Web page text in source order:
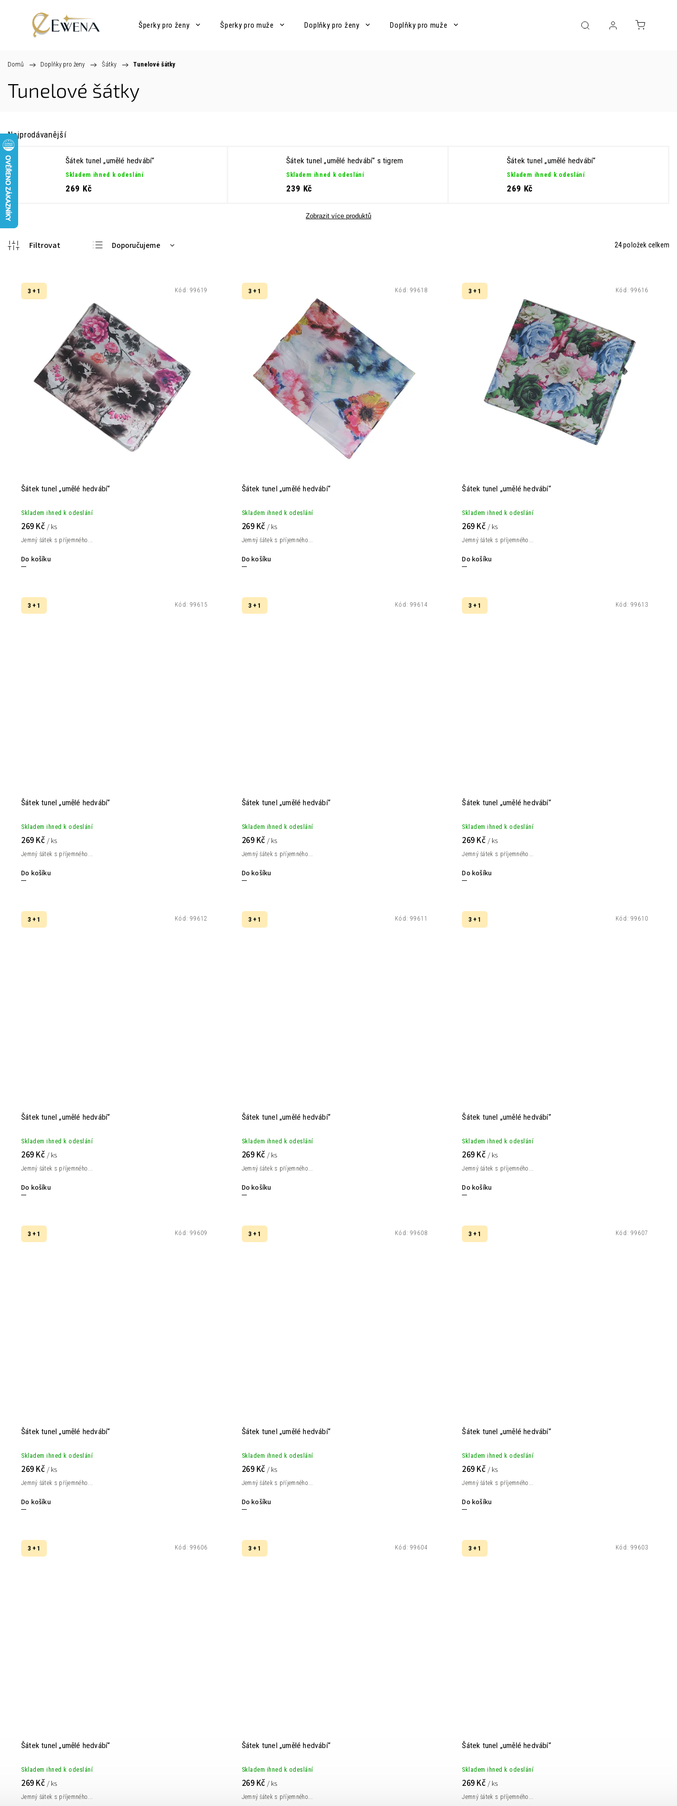
Šperky pro ženy Šperky pro muže Doplňky pro ženy Doplňky pro muže Výprodej Bižuterie
Domů / Doplňky pro ženy / Šátky / Tunelové šátky
Tunelové šátky
Nejprodávanější
Šátek tunel „umělé hedvábí“
Skladem ihned k odeslání
269 Kč
Šátek tunel „umělé hedvábí“ s tigrem
Skladem ihned k odeslání
239 Kč
Šátek tunel „umělé hedvábí“
Skladem ihned k odeslání
269 Kč
Zobrazit více produktů
Doporučujeme
24položek celkem
3 + 1
Šátek tunel „umělé hedvábí“
Skladem ihned k odeslání
269 Kč / ks
Do košíku
Jemný šátek s příjemného...
Kód: 99619 3 + 1
Šátek tunel „umělé hedvábí“
Skladem ihned k odeslání
269 Kč/ ks
Do košíku
Jemný šátek s příjemného...
Kód:99618 3 + 1
Šátek tunel „umělé hedvábí“
Skladem ihned k odeslání
269 Kč / ks
Do košíku
Jemný šátek s příjemného...
Kód: 99616
3 + 1
Šátek tunel „umělé hedvábí“
Skladem ihned k odeslání
269 Kč / ks
Do košíku
Jemný šátek s příjemného...
Kód: 99615 3 + 1
Šátek tunel „umělé hedvábí“
Skladem ihned k odeslání
269 Kč/ ks
Do košíku
Jemný šátek s příjemného...
Kód:99614 3 + 1
Šátek tunel „umělé hedvábí“
Skladem ihned k odeslání
269 Kč / ks
Do košíku
Jemný šátek s příjemného...
Kód: 99613
3 + 1
Šátek tunel „umělé hedvábí“
Skladem ihned k odeslání
269 Kč / ks
Do košíku
Jemný šátek s příjemného...
Kód: 99612 3 + 1
Šátek tunel „umělé hedvábí“
Skladem ihned k odeslání
269 Kč/ ks
Do košíku
Jemný šátek s příjemného...
Kód:99611 3 + 1
Šátek tunel „umělé hedvábí“
Skladem ihned k odeslání
269 Kč / ks
Do košíku
Jemný šátek s příjemného...
Kód: 99610
3 + 1
Šátek tunel „umělé hedvábí“
Skladem ihned k odeslání
269 Kč / ks
Do košíku
Jemný šátek s příjemného...
Kód: 99609 3 + 1
Šátek tunel „umělé hedvábí“
Skladem ihned k odeslání
269 Kč/ ks
Do košíku
Jemný šátek s příjemného...
Kód:99608 3 + 1
Šátek tunel „umělé hedvábí“
Skladem ihned k odeslání
269 Kč / ks
Do košíku
Jemný šátek s příjemného...
Kód: 99607
3 + 1
Šátek tunel „umělé hedvábí“
Skladem ihned k odeslání
269 Kč / ks
Jemný šátek s příjemného...
Kód: 99606 3 + 1
Šátek tunel „umělé hedvábí“
Skladem ihned k odeslání
269 Kč/ ks
Jemný šátek s příjemného...
Kód:99604 3 + 1
Šátek tunel „umělé hedvábí“
Skladem ihned k odeslání
269 Kč / ks
Jemný šátek s příjemného...
Kód: 99603